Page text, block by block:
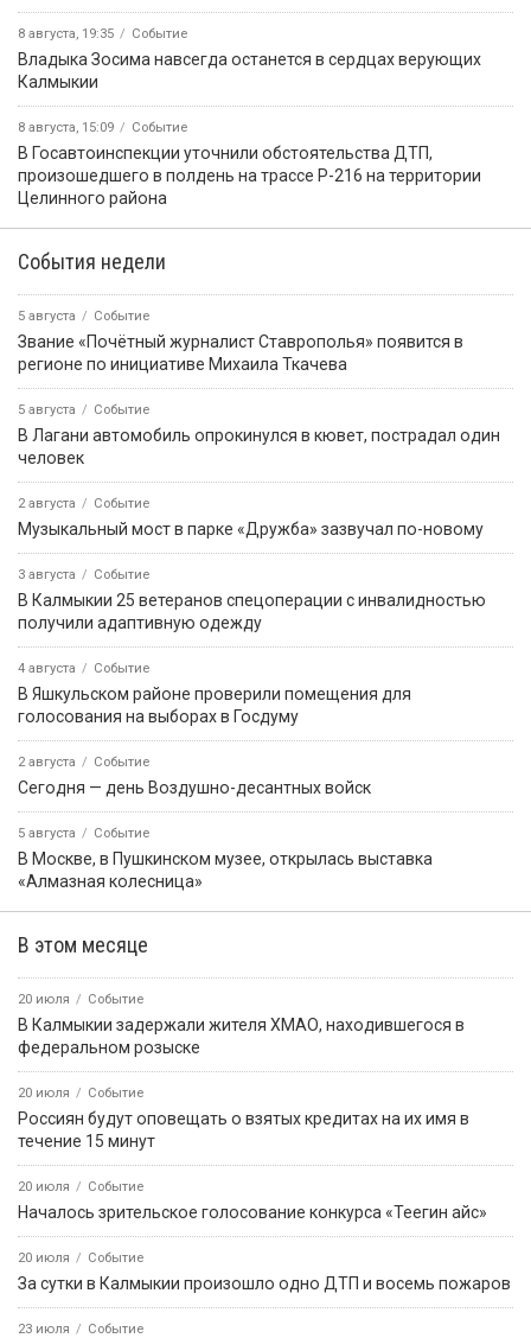
8 августа, 19:35 Событие
Владыка Зосима навсегда останется в сердцах верующих
Калмыкии
8 августа, 15:09 Событие
В Госавтоинспекции уточнили обстоятельства ДТП,
произошедшего в полдень на трассе Р-216 на территории
Целинного района
События недели
5 августа Событие
Звание «Почётный журналист Ставрополья» появится в
регионе по инициативе Михаила Ткачева
5 августа Событие
В Лагани автомобиль опрокинулся в кювет, пострадал один
человек
2 августа Событие
Музыкальный мост в парке «Дружба» зазвучал по-новому
3 августа Событие
В Калмыкии 25 ветеранов спецоперации с инвалидностью
получили адаптивную одежду
4 августа Событие
В Яшкульском районе проверили помещения для
голосования на выборах в Госдуму
2 августа Событие
Сегодня — день Воздушно-десантных войск
5 августа Событие
В Москве, в Пушкинском музее, открылась выставка
«Алмазная колесница»
В этом месяце
20 июля Событие
В Калмыкии задержали жителя ХМАО, находившегося в
федеральном розыске
20 июля Событие
Россиян будут оповещать о взятых кредитах на их имя в
течение 15 минут
20 июля Событие
Началось зрительское голосование конкурса «Теегин айс»
20 июля Событие
За сутки в Калмыкии произошло одно ДТП и восемь пожаров
23 июля Событие